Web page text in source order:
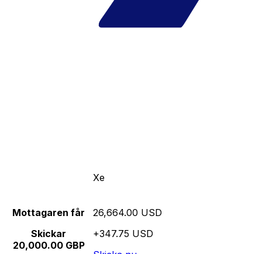
Xe
Mottagaren får
Skickar
20,000.00 GBP
26,664.00 USD
+347.75 USD